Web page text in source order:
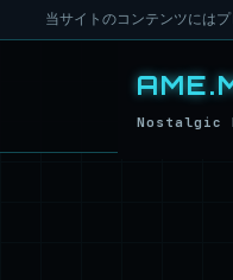
当サイトのコンテンツには